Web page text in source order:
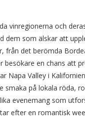
vinregionerna och
dem som älskar att
det berömda
besökare en chans att
Napa Valley i
smaka på lokala röda,
evenemang som
efter en romantisk